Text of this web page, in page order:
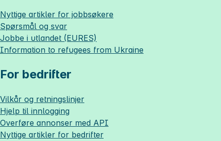
Nyttige artikler for jobbsøkere
Spørsmål og svar
Jobbe i utlandet (EURES)
Information to refugees from Ukraine
For bedrifter
Vilkår og retningslinjer
Hjelp til innlogging
Overføre annonser med API
Nyttige artikler for bedrifter